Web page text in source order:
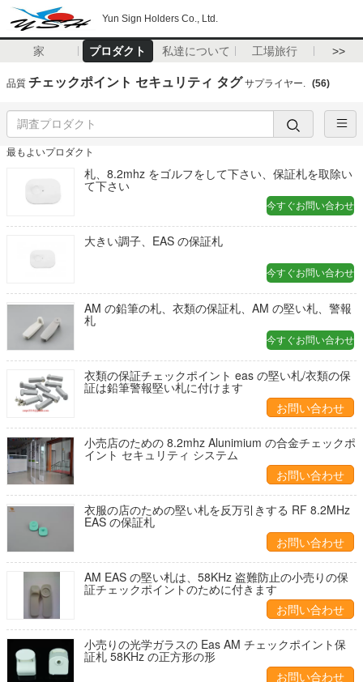
Yun Sign Holders Co., Ltd.
家 プロダクト 私達について 工場旅行 >>
品質 チェックポイント セキュリティ タグ サプライヤー. (56)
最もよいプロダクト
札、8.2mhz をゴルフをして下さい、保証札を取除い
て下さい
今すぐお問い合わせ
大きい調子、EAS の保証札
今すぐお問い合わせ
AM の鉛筆の札、衣類の保証札、AM の堅い札、警報
札
今すぐお問い合わせ
衣類の保証チェックポイント eas の堅い札/衣類の保
証は鉛筆警報堅い札に付けます
お問い合わせ
小売店のための 8.2mhz Alunimium の合金チェックポ
イント セキュリティ システム
お問い合わせ
衣服の店のための堅い札を反万引きする RF 8.2MHz
EAS の保証札
お問い合わせ
AM EAS の堅い札は、58KHz 盗難防止の小売りの保
証チェックポイントのために付きます
お問い合わせ
小売りの光学ガラスの Eas AM チェックポイント保
証札 58KHz の正方形の形
お問い合わせ